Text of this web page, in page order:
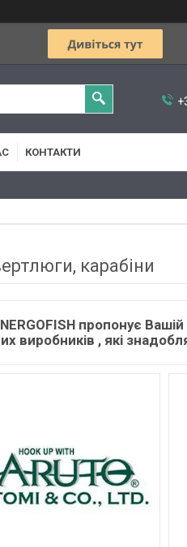
КОНТАКТИ
карабіни
пропонує
виробників , які